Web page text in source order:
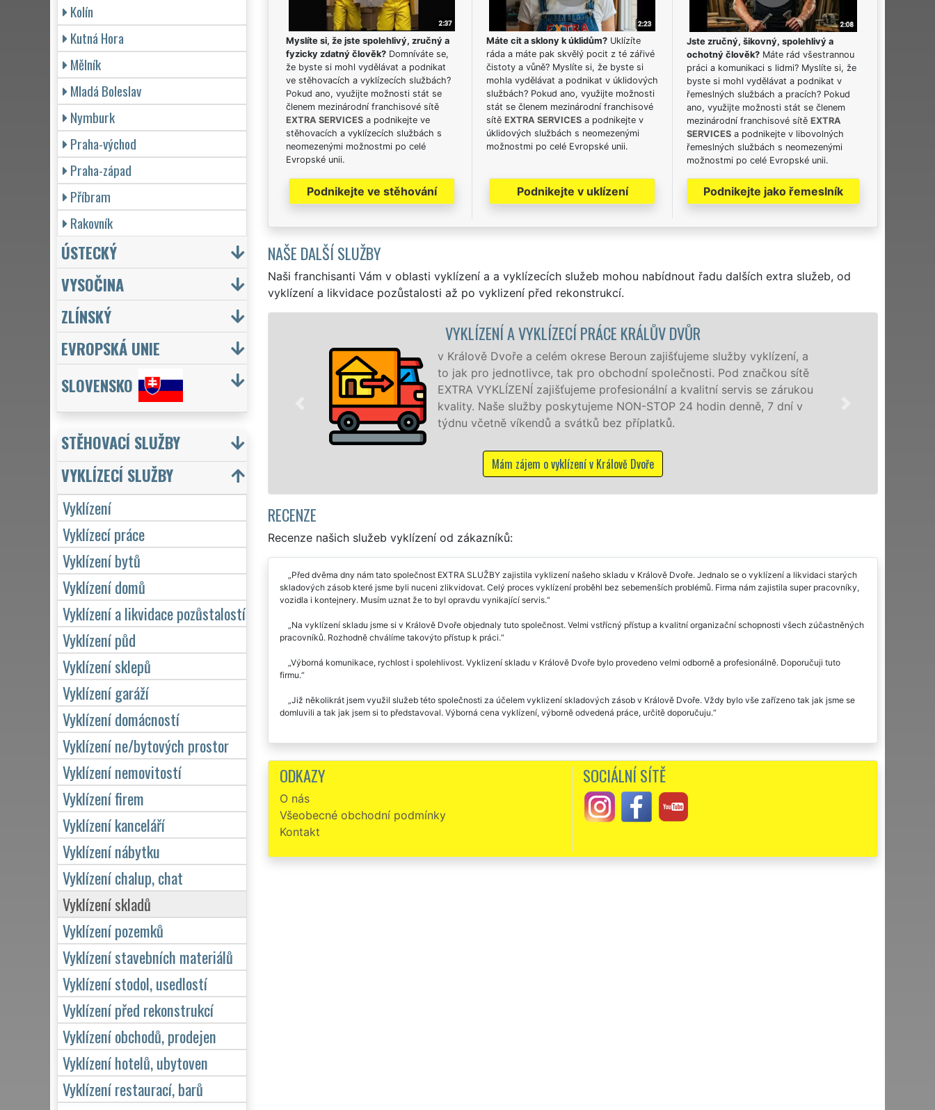
Myslíte si, že jste spolehlivý, zručný a
fyzicky zdatný člověk?Domníváte se,
že byste si mohl vydělávat a podnikat
ve stěhovacích a vyklízecích službách?
Pokud ano, využijte možnosti stát se
členem mezinárodní franchisové sítě
EXTRA SERVICESa podnikejte ve
stěhovacích a vyklízecích službách s
neomezenými možnostmi po celé
Evropské unii.
Podnikejte ve stěhování
Máte cit a sklony k úklidům?Uklízíte
ráda a máte pak skvělý pocit z té zářivé
čistoty a vůně? Myslíte si, že byste si
mohla vydělávat a podnikat v úklidových
službách? Pokud ano, využijte možnosti
stát se členem mezinárodní franchisové
sítě EXTRA SERVICESa podnikejte v
úklidových službách s neomezenými
možnostmi po celé Evropské unii.
Podnikejte v uklízení
Jste zručný, šikovný, spolehlivý a
ochotný člověk? Máte rád všestrannou
práci a komunikaci s lidmi? Myslíte si, že
byste si mohl vydělávat a podnikat v
řemeslných službách a pracích? Pokud
ano, využijte možnosti stát se členem
mezinárodní franchisové sítě EXTRA
SERVICES a podnikejte v libovolných
řemeslných službách s neomezenými
možnostmi po celé Evropské unii.
Podnikejte jako řemeslník
NAŠE DALŠÍ SLUŽBY
Naši franchisanti Vám v oblasti vyklízení a a vyklízecích služeb mohou nabídnout řadu dalších extra služeb, od
vyklízení a likvidace pozůstalosti až po vyklizení před rekonstrukcí.
VYKLÍZENÍ A VYKLÍZECÍ PRÁCE KRÁLŮV DVŮR
v Králově Dvoře a celém okrese Beroun zajišťujeme služby vyklízení, a
to jak pro jednotlivce, tak pro obchodní společnosti. Pod značkou sítě
EXTRA VYKLÍZENÍ zajišťujeme profesionální a kvalitní servis se zárukou
kvality. Naše služby poskytujeme NON-STOP 24 hodin denně, 7 dní v
týdnu včetně víkendů a svátků bez příplatků.
Mám zájem o vyklízení v Králově Dvoře
Společnost EXTRA
poboček levné, přesto
Dvoře a okolí. Poskytujeme
osobám se zárukou kvalitně
RECENZE
Recenze našich služeb vyklízení od zákazníků:
Před dvěma dny nám tato společnost EXTRA SLUŽBY zajistila vyklizení našeho skladu v Králově Dvoře. Jednalo se o vyklízení a likvidaci starých
skladových zásob které jsme byli nuceni zlikvidovat. Celý proces vyklízení proběhl bez sebemenších problémů. Firma nám zajistila super pracovníky,
vozidla i kontejnery. Musím uznat že to byl opravdu vynikající servis.
Na vyklízení skladu jsme si v Králově Dvoře objednaly tuto společnost. Velmi vstřícný přístup a kvalitní organizační schopnosti všech zúčastněných
pracovníků. Rozhodně chválíme takovýto přístup k práci.
Výborná komunikace, rychlost i spolehlivost. Vyklizení skladu v Králově Dvoře bylo provedeno velmi odborně a profesionálně. Doporučuji tuto
firmu.
Již několikrát jsem využil služeb této společnosti za účelem vyklizení skladových zásob v Králově Dvoře. Vždy bylo vše zařízeno tak jak jsme se
domluvili a tak jak jsem si to představoval. Výborná cena vyklízení, výborně odvedená práce, určitě doporučuju.
ODKAZY
O nás
Všeobecné obchodní podmínky
Kontakt
SOCIÁLNÍ SÍTĚ
Kolín
Kutná Hora
Mělník
Mladá Boleslav
Nymburk
Praha-východ
Praha-západ
Příbram
Rakovník
ÚSTECKÝ
VYSOČINA
ZLÍNSKÝ
EVROPSKÁ UNIE
SLOVENSKO
STĚHOVACÍ SLUŽBY
VYKLÍZECÍ SLUŽBY
Vyklízení
Vyklízecí práce
Vyklízení bytů
Vyklízení domů
Vyklízení a likvidace pozůstalostí
Vyklízení půd
Vyklízení sklepů
Vyklízení garáží
Vyklízení domácností
Vyklízení ne/bytových prostor
Vyklízení nemovitostí
Vyklízení firem
Vyklízení kanceláří
Vyklízení nábytku
Vyklízení chalup, chat
Vyklízení skladů
Vyklízení pozemků
Vyklízení stavebních materiálů
Vyklízení stodol, usedlostí
Vyklízení před rekonstrukcí
Vyklízení obchodů, prodejen
Vyklízení hotelů, ubytoven
Vyklízení restaurací, barů